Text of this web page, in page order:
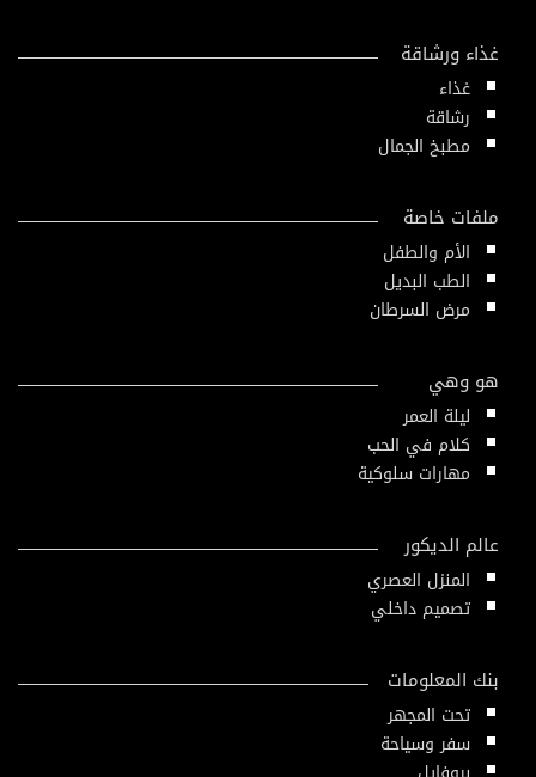
غذاء ورشاقة
غذاء
رشاقة
مطبخ الجمال
ملفات خاصة
الأم والطفل
الطب البديل
مرض السرطان
هو وهي
ليلة العمر
كلام في الحب
مهارات سلوكية
عالم الديكور
المنزل العصري
تصميم داخلي
بنك المعلومات
تحت المجهر
سفر وسياحة